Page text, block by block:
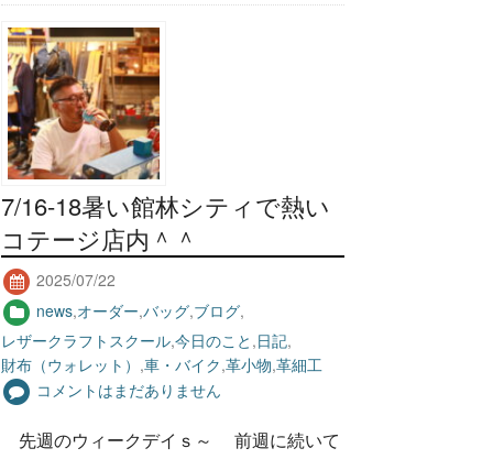
7/16-18暑い館林シティで熱い
コテージ店内＾＾
2025/07/22
news,オーダー,バッグ,ブログ,
レザークラフトスクール,今日のこと ,日記,
財布（ウォレット） ,車・バイク,革小物,革細工
コメントはまだありません
先週のウィークデイｓ～ 前週に続いて